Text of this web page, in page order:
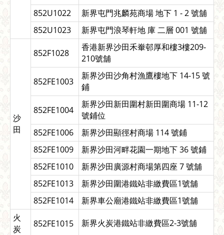
852U1022
新界屯門兆麟苑商場 地下 1 - 2 號舖
852U1023
新界屯門浪琴軒地 庫 二層 001 號舖
沙
田
852F1028
香港新界沙田禾輋邨厚和樓3樓209-
210號舖
852FE1003
新界沙田沙角村漁鷹樓地下 14-15 號
鋪
852FE1004
新界沙田新田圍村新田圍商場 11-12
號鋪位
852FE1006
新界沙田顯徑村商場 114 號鋪
852FE1009
新界沙田河畔花園一期地下 36 號鋪
852FE1010
新界沙田廣源村商場第四座 7 號舖
852FE1013
新界沙田圍港鐵站非繳費區1號舖
852FE1014
新界車公廟港鐵站非繳費區1號舖
火
炭
852FE1015 新界火炭港鐵站非繳費區2-3號舖